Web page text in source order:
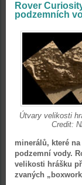
Rover
podzemních
Útvary velikosti
Credit:
minerálů, které
podzemní vody.
velikosti hrášku
zvaných